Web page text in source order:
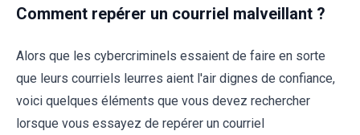
Comment repérer un courriel malveillant ?
Alors que les cybercriminels essaient de faire en sorte
que leurs courriels leurres aient l'air dignes de confiance,
voici quelques éléments que vous devez rechercher
lorsque vous essayez de repérer un courriel